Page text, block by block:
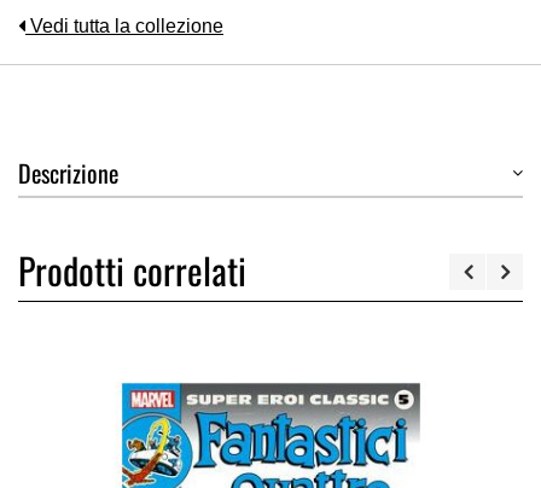
Vedi tutta la collezione
Descrizione
Prodotti correlati